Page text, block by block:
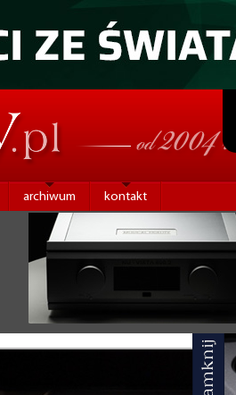
archiwum kontakt